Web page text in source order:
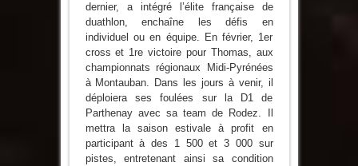
dernier, a intégré l’élite française de
duathlon, enchaîne les défis en
individuel ou en équipe. En février, 1er
cross et 1re victoire pour Thomas, aux
championnats régionaux Midi-Pyrénées
à Montauban. Dans les jours à venir, il
déploiera ses foulées sur la D1 de
Parthenay avec sa team de Rodez. Il
mettra la saison estivale à profit en
participant à des 1 500 et 3 000 sur
pistes, entretenant ainsi sa condition